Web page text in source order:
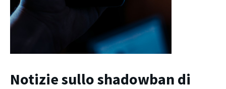
Notizie sullo shadowban di